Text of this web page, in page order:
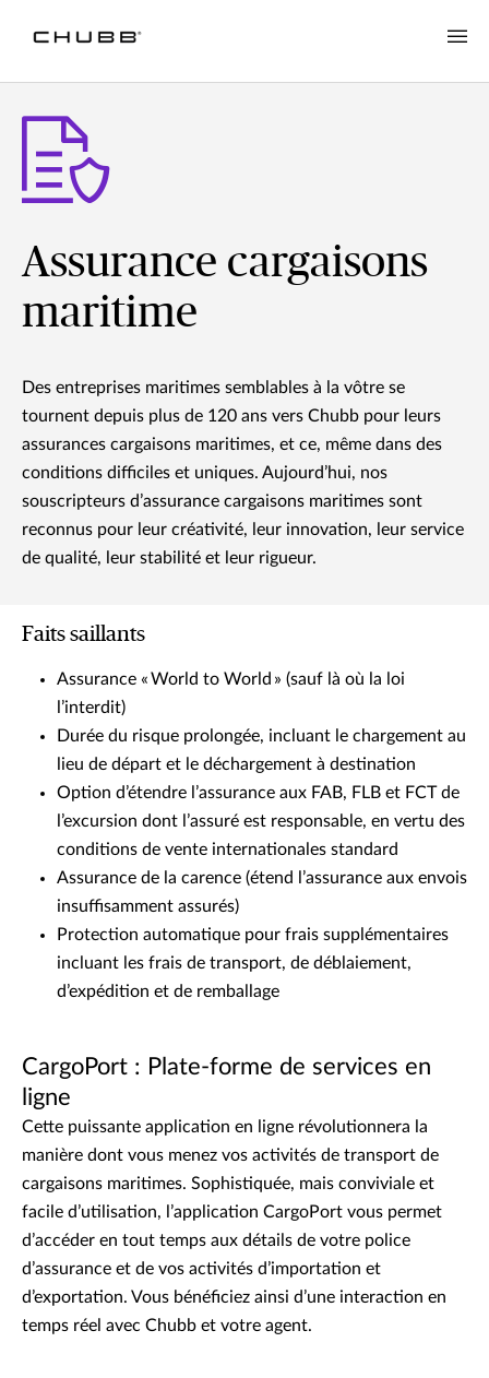
Assurance cargaisons
maritime
Des entreprises maritimes semblables à la vôtre se
tournent depuis plus de 120 ans vers Chubb pour leurs
assurances cargaisons maritimes, et ce, même dans des
conditions difficiles et uniques. Aujourd’hui, nos
souscripteurs d’assurance cargaisons maritimes sont
reconnus pour leur créativité, leur innovation, leur service
de qualité, leur stabilité et leur rigueur.
Faits saillants
Assurance « World to World » (sauf là où la loi
l’interdit)
Durée du risque prolongée, incluant le chargement au
lieu de départ et le déchargement à destination
Option d’étendre l’assurance aux FAB, FLB et FCT de
l’excursion dont l’assuré est responsable, en vertu des
conditions de vente internationales standard
Assurance de la carence (étend l’assurance aux envois
insuffisamment assurés)
Protection automatique pour frais supplémentaires
incluant les frais de transport, de déblaiement,
d’expédition et de remballage
CargoPort : Plate-forme de services en
ligne
Cette puissante application en ligne révolutionnera la
manière dont vous menez vos activités de transport de
cargaisons maritimes. Sophistiquée, mais conviviale et
facile d’utilisation, l’application CargoPort vous permet
d’accéder en tout temps aux détails de votre police
d’assurance et de vos activités d’importation et
d’exportation. Vous bénéficiez ainsi d’une interaction en
temps réel avec Chubb et votre agent.